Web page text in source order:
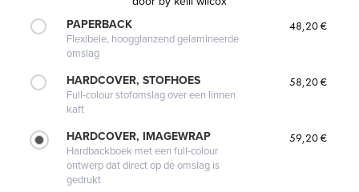
PAPERBACK
Flexibele, hoogglanzend gelamineerde
omslag
48,20 €
HARDCOVER, STOFHOES
Full-colour stofomslag over een linnen
kaft
58,20 €
HARDCOVER, IMAGEWRAP
Hardbackboek met een full-colour
ontwerp dat direct op de omslag is
gedrukt
59,20 €